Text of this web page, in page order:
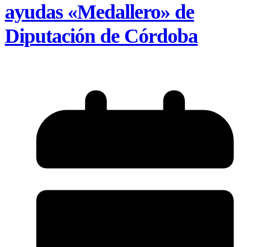
ayudas «Medallero» de
Diputación de Córdoba